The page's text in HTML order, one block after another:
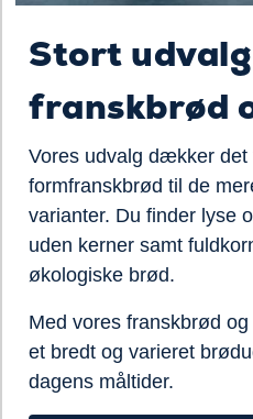
Stort
franskbrød
Vores udvalg dækker det
formfranskbrød til de
varianter. Du finder lyse
uden kerner samt
økologiske brød.
Med vores franskbrød
et bredt og varieret
dagens måltider.